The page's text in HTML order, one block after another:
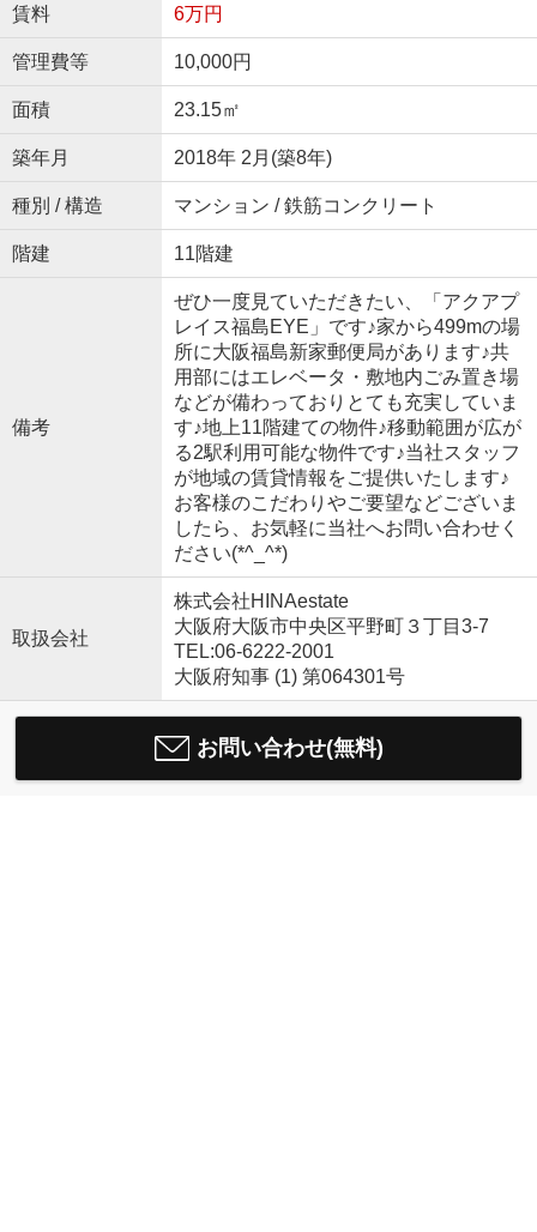
賃料 6万円
管理費等 10,000円
面積 23.15㎡
築年月 2018年 2月(築8年)
種別 / 構造 マンション / 鉄筋コンクリート
階建 11階建
備考
ぜひ一度見ていただきたい、「アクアプ
レイス福島EYE」です♪家から499mの場
所に大阪福島新家郵便局があります♪共
用部にはエレベータ・敷地内ごみ置き場
などが備わっておりとても充実していま
す♪地上11階建ての物件♪移動範囲が広が
る2駅利用可能な物件です♪当社スタッフ
が地域の賃貸情報をご提供いたします♪
お客様のこだわりやご要望などございま
したら、お気軽に当社へお問い合わせく
ださい(*^_^*)
取扱会社
株式会社HINAestate
大阪府大阪市中央区平野町３丁目3-7
TEL:06-6222-2001
大阪府知事 (1) 第064301号
お問い合わせ(無料)